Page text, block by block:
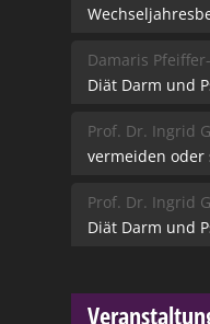
Damaris
Diät Darm und
Prof. Dr. Ingrid
vermeiden oder
Prof. Dr. Ingrid
Diät Darm und